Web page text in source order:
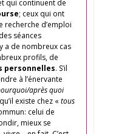
qui continuent de
; ceux qui ont
recherche d’emploi
séances
a de nombreux cas
profils, de
personnelles. S’il
à l’énervante
après quoi
existe chez « tous
celui de
mieux se